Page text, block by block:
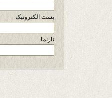
پست الکترونیک
تارنما